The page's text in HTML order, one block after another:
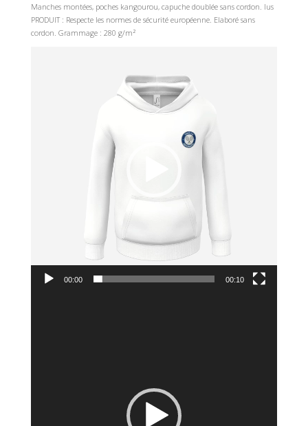
Manches montées, poches kangourou, capuche doublée sans cordon. lus
PRODUIT : Respecte les normes de sécurité européenne. Elaboré sans
cordon. Grammage : 280 g/m²
00:00 00:10